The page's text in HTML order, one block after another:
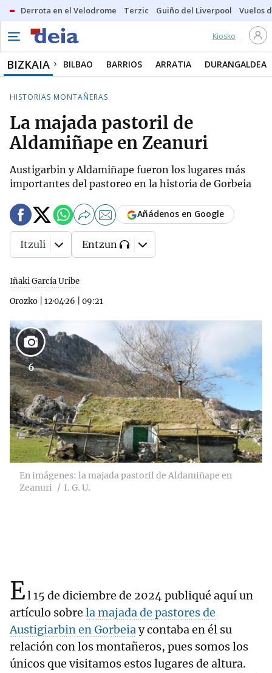
Derrota en el Velodrome Terzic Guiño del Liverpool Vuelos
Kiosko
BIZKAIA BILBAO BARRIOS ARRATIA DURANGALDEA
HISTORIAS MONTAÑERAS
La majada pastoril de
Aldamiñape en Zeanuri
Austigarbin y Aldamiñape fueron los lugares más
importantes del pastoreo en la historia de Gorbeia
Iñaki García Uribe
Orozko
12·04·26 09:21
Añádenos en Google
Itzuli Entzun
6
En imágenes: la majada pastoril de Aldamiñape en
Zeanuri
I. G. U.
El 15 de diciembre de 2024 publiqué aquí un
artículo sobre la majada de pastores de
Austigiarbin en Gorbeiay contaba en él su
relación con los montañeros, pues somos los
únicos que visitamos estos lugares de altura.